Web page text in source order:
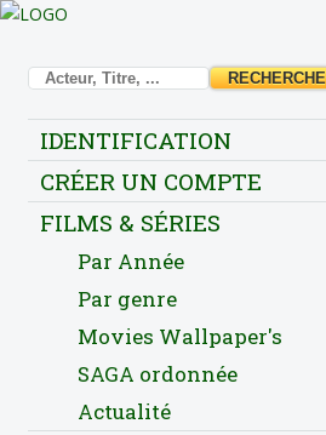
IDENTIFICATION
CRÉER UN COMPTE
FILMS & SÉRIES
Par Année
Par genre
Movies Wallpaper's
SAGA ordonnée
Actualité